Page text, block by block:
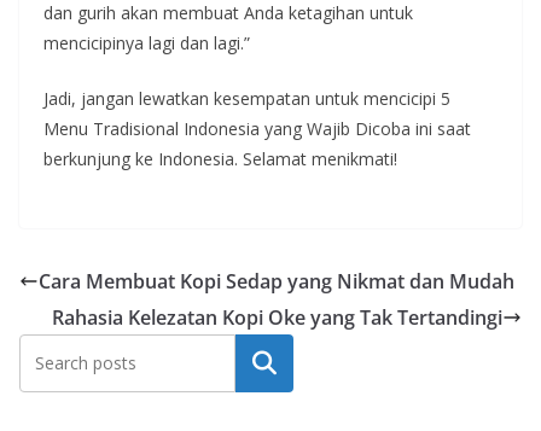
dan gurih akan membuat Anda ketagihan untuk
mencicipinya lagi dan lagi.”
Jadi, jangan lewatkan kesempatan untuk mencicipi 5
Menu Tradisional Indonesia yang Wajib Dicoba ini saat
berkunjung ke Indonesia. Selamat menikmati!
Cara Membuat Kopi Sedap yang Nikmat dan Mudah
Rahasia Kelezatan Kopi Oke yang Tak Tertandingi
Search